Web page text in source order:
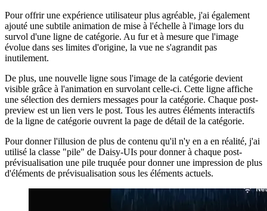
Amélioration par itération
Pour offrir une expérience utilisateur plus agréable, j'ai également
ajouté une subtile animation de mise à l'échelle à l'image lors du
évolue dans ses limites d'origine, la vue ne s'agrandit pas
inutilement.
De plus, une nouvelle ligne sous l'image de la catégorie devient
visible grâce à l'animation en survolant celle-ci. Cette ligne affiche
preview est un lien vers le post. Tous les autres éléments interactifs
de la ligne de catégorie ouvrent la page de détail de la catégorie.
Pour donner l'illusion de plus de contenu qu'il n'y en a en réalité, j'ai
prévisualisation une pile truquée pour donner une impression de plus
d'éléments de prévisualisation sous les éléments actuels.